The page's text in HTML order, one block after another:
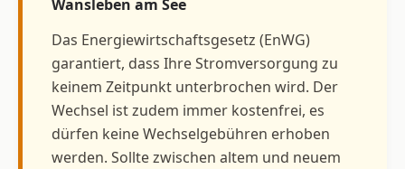
Wansleben am See
Das Energiewirtschaftsgesetz (EnWG)
garantiert, dass Ihre Stromversorgung zu
keinem Zeitpunkt unterbrochen wird. Der
Wechsel ist zudem immer kostenfrei, es
dürfen keine Wechselgebühren erhoben
werden. Sollte zwischen altem und neuem